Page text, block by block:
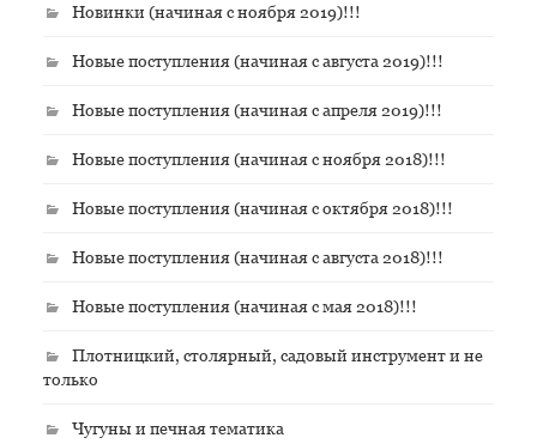
Новинки (начиная с ноября 2019)!!!
Новые поступления (начиная с августа 2019)!!!
Новые поступления (начиная с апреля 2019)!!!
Новые поступления (начиная с ноября 2018)!!!
Новые поступления (начиная с октября 2018)!!!
Новые поступления (начиная с августа 2018)!!!
Новые поступления (начиная с мая 2018)!!!
Плотницкий, столярный, садовый инструмент и не
только
Чугуны и печная тематика